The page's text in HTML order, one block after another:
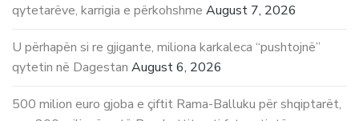
qytetarëve, karrigia e përkohshme August 7, 2026
U përhapën si re gjigante, miliona karkaleca “pushtojnë”
qytetin në Dagestan August 6, 2026
500 milion euro gjoba e çiftit Rama-Balluku për shqiptarët,